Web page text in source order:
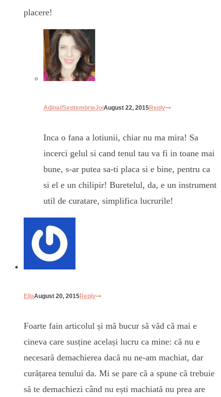
placere!
Adina//SeptembrieJoiAugust 22, 2015Reply
Inca o fana a lotiunii, chiar nu ma mira! Sa
incerci gelul si cand tenul tau va fi in toane mai
bune, s-ar putea sa-ti placa si e bine, pentru ca
si el e un chilipir! Buretelul, da, e un instrument
util de curatare, simplifica lucrurile!
EllaAugust 20, 2015Reply
Foarte fain articolul și mă bucur să văd că mai e
cineva care susține același lucru ca mine: că nu e
necesară demachierea dacă nu ne-am machiat, dar
curățarea tenului da. Mi se pare că a spune că trebuie
să te demachiezi când nu ești machiată nu prea are